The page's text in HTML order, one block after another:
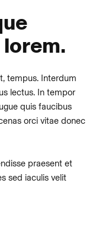
tempus. Interdum
lectus. In tempor
quis faucibus
orci vitae donec
praesent et
sed iaculis velit